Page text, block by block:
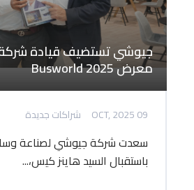
معرض Busworld 2025
09 OCT, 2025 شراكات جديدة
سعدت شركة جيوشي لصناعة
باستقبال السيد هاينز كيس،...